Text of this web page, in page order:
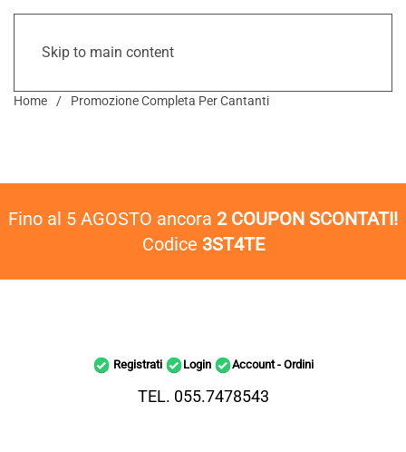
Skip to main content
Home Promozione Completa Per Cantanti
Fino al 5 AGOSTO ancora 2 COUPON SCONTATI!
Codice 3ST4TE
Registrati Login Account - Ordini
TEL. 055.7478543